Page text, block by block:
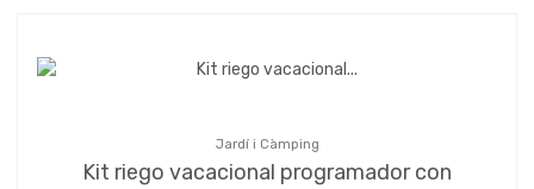
Jardí i Càmping
Kit riego vacacional programador con